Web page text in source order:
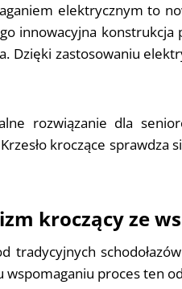
elektrycznym to
innowacyjna
Dzięki zastosowaniu
rozwiązanie dla
kroczące
kroczący ze
tradycyjnych
proces ten